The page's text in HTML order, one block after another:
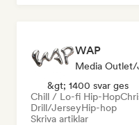
WAP
Media Outlet/
&gt; 1400 svar ges
Chill / Lo-fi Hip-Hop
Drill/JerseyHip-hop
Skriva artiklar